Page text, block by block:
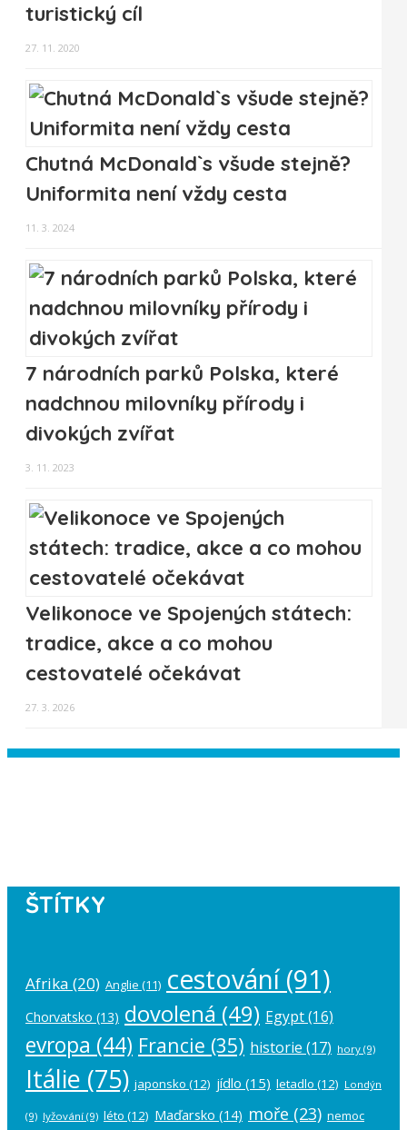
turistický cíl
27. 11. 2020
Chutná McDonald`s všude stejně?
Uniformita není vždy cesta
11. 3. 2024
7 národních parků Polska, které
nadchnou milovníky přírody i
divokých zvířat
3. 11. 2023
Velikonoce ve Spojených státech:
tradice, akce a co mohou
cestovatelé očekávat
27. 3. 2026
ŠTÍTKY
Afrika (20) Anglie (11) cestování(91)
Chorvatsko (13) dovolená (49) Egypt(16)
evropa (44) Francie (35) historie (17) hory (9)
Itálie (75) japonsko (12) jídlo (15) letadlo (12) Londýn
(9) lyžování (9) léto (12) Maďarsko (14) moře (23) nemoc